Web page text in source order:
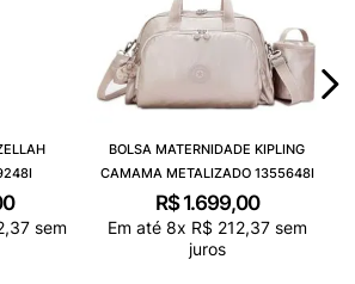
,37 sem
BOLSA MATERNIDADE KIPLING
CAMAMA METALIZADO 1355648I
R$ 1.699,00
Em até 8x R$ 212,37sem
juros